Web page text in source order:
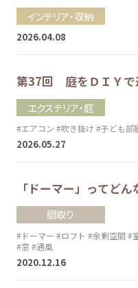
インテリア・収納
2026.04.08
第37回 庭をＤＩＹ
エクステリア・庭
#エアコン #吹き抜け #子ども部
2026.05.27
「ドーマー」ってど
間取り
#ドーマー #ロフト #余剰空間 #
#窓 #通風
2020.12.16